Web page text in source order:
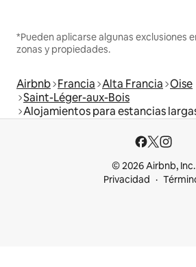
*Pueden aplicarse algunas exclusiones
zonas y propiedades.
Airbnb Francia Alta Francia Oise
Saint-Léger-aux-Bois
Alojamientos para estancias
© 2026 Airbnb, Inc.
Privacidad